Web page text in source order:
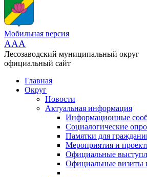
Мобильная версия
AAA
Лесозаводский муниципальный округ
официальный сайт
Главная
Округ
Новости
Актуальная информация
Информационные
Социалогические
Памятки для
Мероприятия и
Официальные
Официальные визиты